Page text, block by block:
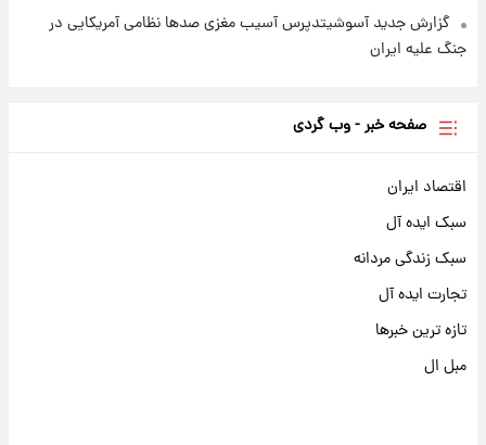
گزارش جدید آسوشیتدپرس آسیب مغزی صدها نظامی آمریکایی در
جنگ علیه ایران
صفحه خبر - وب گردی
اقتصاد ایران
سبک ایده آل
سبک زندگی مردانه
تجارت ایده آل
تازه ترین خبرها
مبل ال